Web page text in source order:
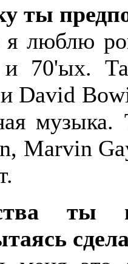
ты
я люблю
70'ых.
David
Marvin
ты